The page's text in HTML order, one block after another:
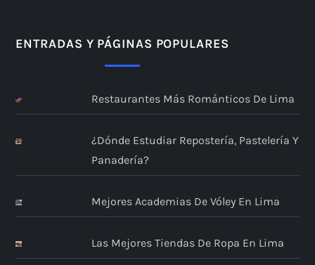
ENTRADAS Y PÁGINAS POPULARES
Restaurantes Más Románticos De Lima
¿Dónde Estudiar Repostería, Pastelería Y
Panadería?
Mejores Academias De Vóley En Lima
Las Mejores Tiendas De Ropa En Lima